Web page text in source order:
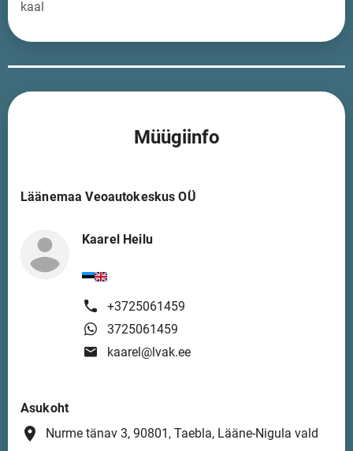
kaal
Müügiinfo
Läänemaa Veoautokeskus OÜ
Kaarel Heilu
+3725061459
3725061459
kaarel@lvak.ee
Asukoht
place Nurme tänav 3, 90801, Taebla, Lääne-Nigula vald